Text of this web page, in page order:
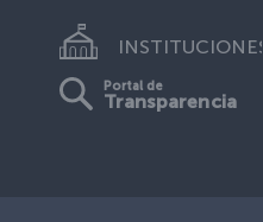
INSTITUCIONES
Portal de
Transparencia